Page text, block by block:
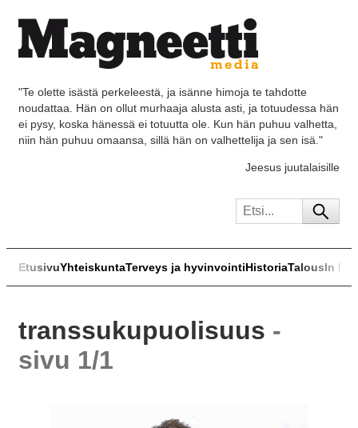
"Te olette isästä perkeleestä, ja isänne himoja te tahdotte
noudattaa. Hän on ollut murhaaja alusta asti, ja totuudessa hän
ei pysy, koska hänessä ei totuutta ole. Kun hän puhuu valhetta,
niin hän puhuu omaansa, sillä hän on valhettelija ja sen isä."
Jeesus juutalaisille
EtusivuYhteiskuntaTerveys ja hyvinvointiHistoriaTalousIn
transsukupuolisuus -
sivu 1/1